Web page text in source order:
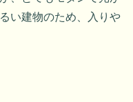
い建物のため、入りや